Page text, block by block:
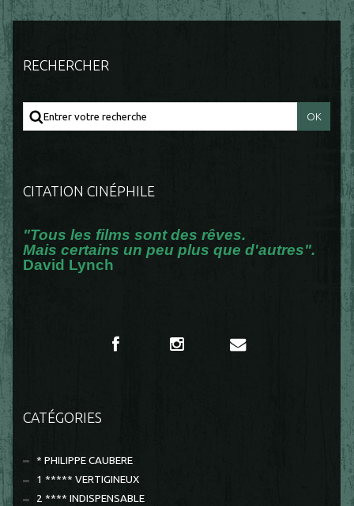
RECHERCHER
CITATION CINÉPHILE
"Tous les films sont des rêves.
Mais certains un peu plus que d'autres".
David Lynch
CATÉGORIES
* PHILIPPE CAUBERE
1 ***** VERTIGINEUX
2 **** INDISPENSABLE